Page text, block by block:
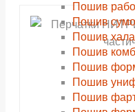
Пошив
Пошив
Пошив
Пошив
Пошив
Пошив
Пошив
navigate_next
ПОДРОБНЕЕ
navigate_next
ПОДРОБНЕЕ
navigate_next
ПОДРОБНЕЕ
navigate_next
ПОДРОБНЕЕ
navigate_next
ПОДРОБНЕЕ
navigate_next
ПОДРОБНЕЕ
navigate_next
ПОДРОБНЕЕ
navigate_next
ПОДРОБНЕЕ